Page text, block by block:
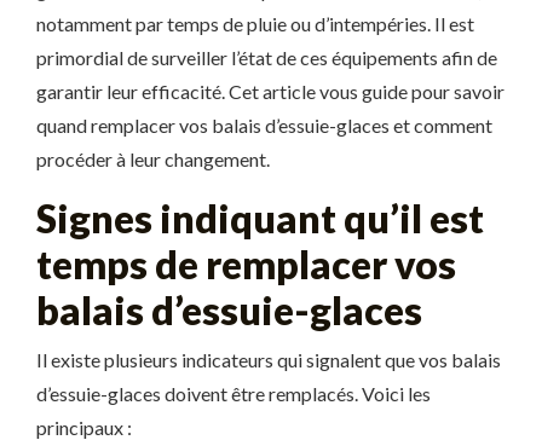
notamment par temps de pluie ou d’intempéries. Il est
primordial de surveiller l’état de ces équipements afin de
garantir leur efficacité. Cet article vous guide pour savoir
quand remplacer vos balais d’essuie-glaces et comment
procéder à leur changement.
Signes indiquant qu’il est
temps de remplacer vos
balais d’essuie-glaces
Il existe plusieurs indicateurs qui signalent que vos balais
d’essuie-glaces doivent être remplacés. Voici les
principaux :